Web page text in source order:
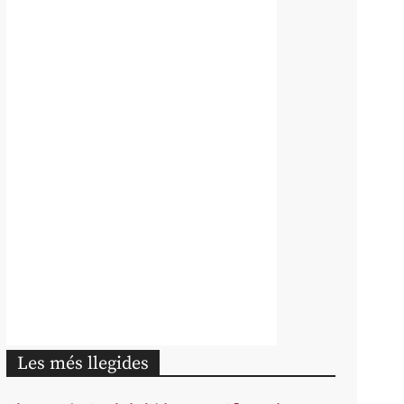
Les més llegides